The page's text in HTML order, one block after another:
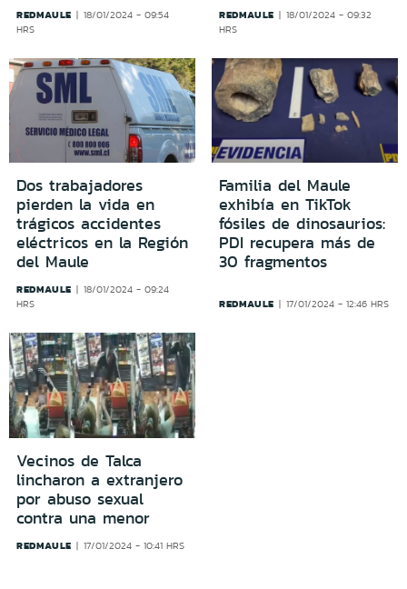
REDMAULE
18/01/2024 - 09:54
HRS
REDMAULE
18/01/2024 - 09:32
HRS
Dos trabajadores
pierden la vida en
trágicos accidentes
eléctricos en la Región
del Maule
REDMAULE
18/01/2024 - 09:24
HRS
Familia del Maule
exhibía en TikTok
fósiles de dinosaurios:
PDI recupera más de
30 fragmentos
REDMAULE 17/01/2024 - 12:46 HRS
Vecinos de Talca
lincharon a extranjero
por abuso sexual
contra una menor
REDMAULE 17/01/2024 - 10:41 HRS